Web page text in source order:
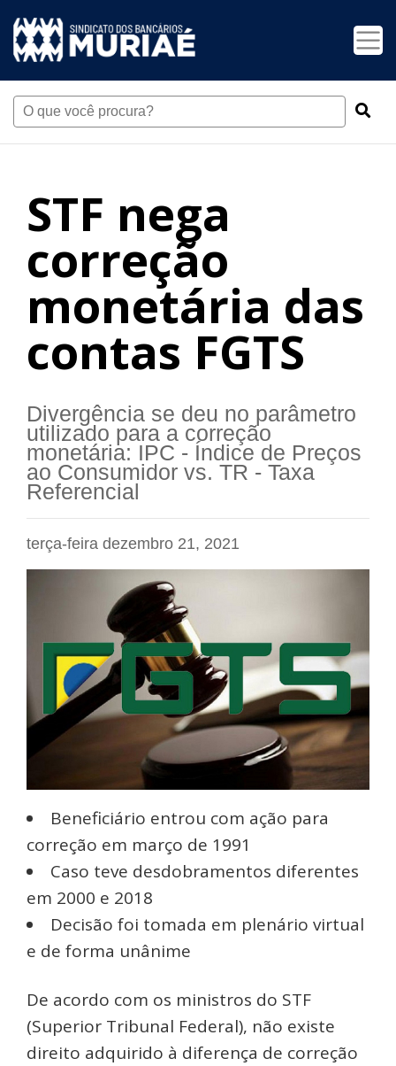
STF nega
correção
monetária das
contas FGTS
Divergência se deu no parâmetro
utilizado para a correção
monetária: IPC - Índice de Preços
ao Consumidor vs. TR - Taxa
Referencial
terça-feira dezembro 21, 2021
Beneficiário entrou com ação para
correção em março de 1991
Caso teve desdobramentos diferentes
em 2000 e 2018
Decisão foi tomada em plenário virtual
e de forma unânime
De acordo com os ministros do STF
(Superior Tribunal Federal), não existe
direito adquirido à diferença de correção